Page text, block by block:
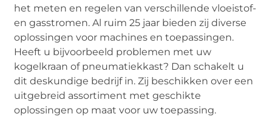
het meten en regelen van verschillende vloeistof-
en gasstromen. Al ruim 25 jaar bieden zij diverse
oplossingen voor machines en toepassingen.
Heeft u bijvoorbeeld problemen met uw
kogelkraan of pneumatiekkast? Dan schakelt u
dit deskundige bedrijf in. Zij beschikken over een
uitgebreid assortiment met geschikte
oplossingen op maat voor uw toepassing.